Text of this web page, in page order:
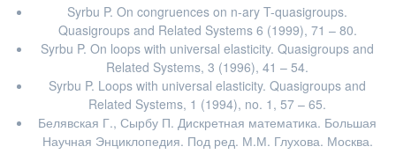
Syrbu P. On congruences on n-ary T-quasigroups.
Quasigroups and Related Systems 6 (1999), 71 – 80.
Syrbu P. On loops with universal elasticity. Quasigroups and
Related Systems, 3 (1996), 41 – 54.
Syrbu P. Loops with universal elasticity. Quasigroups and
Related Systems, 1 (1994), no. 1, 57 – 65.
Белявская Г., Сырбу П. Дискретная математика. Большая
Научная Энциклопедия. Под ред. М.М. Глухова. Москва.